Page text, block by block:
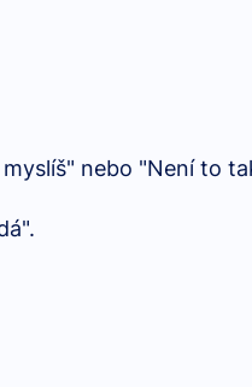
nebo "Není to